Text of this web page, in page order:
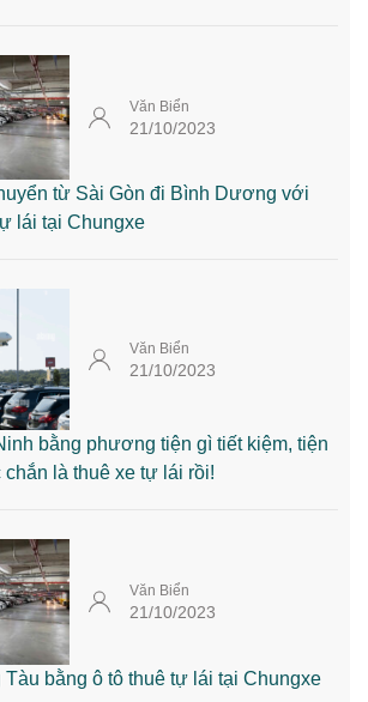
Văn Biển
21/10/2023
từ Sài Gòn đi Bình Dương với
lái tại Chungxe
Văn Biển
21/10/2023
bằng phương tiện gì tiết kiệm, tiện
là thuê xe tự lái rồi!
Văn Biển
21/10/2023
Tàu bằng ô tô thuê tự lái tại Chungxe